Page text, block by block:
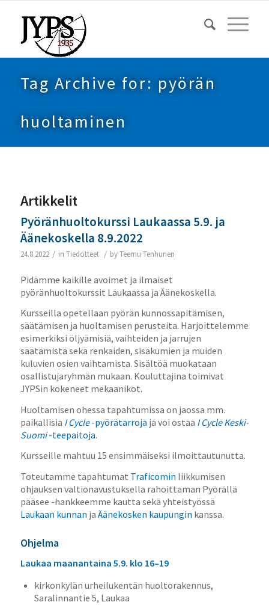
Tag Archive for: pyörän
huoltaminen
Artikkelit
Pyöränhuoltokurssi Laukaassa 5.9. ja
Äänekoskella 8.9.2022
24.8.2022 / in Tiedotteet / byTeemu Tenhunen
Pidämme kaikille avoimet ja ilmaiset
pyöränhuoltokurssit Laukaassa ja Äänekoskella.
Kursseilla opetellaan pyörän kunnossapitämisen,
säätämisen ja huoltamisen perusteita. Harjoittelemme
esimerkiksi öljyämisiä, vaihteiden ja jarrujen
säätämistä sekä renkaiden, sisäkumien ja muiden
kuluvien osien vaihtamista. Sisältöä muokataan
osallistujaryhmän mukaan. Kouluttajina toimivat
JYPSin kokeneet mekaanikot.
Huoltamisen ohessa tapahtumissa on jaossa mm.
paikallisia I Cycle-pyörätarroja ja voi ostaa I Cycle Keski-
Suomi-teepaitoja.
Kursseille mahtuu 15 ensimmäiseksi ilmoittautunutta.
Toteutamme tapahtumat Traficomin liikkumisen
ohjauksen valtionavustuksella rahoittaman Pyörällä
pääsee -hankkeemme kautta sekä yhteistyössä
Laukaan kunnan ja Äänekosken kaupungin kanssa.
Ohjelma
Laukaa maanantaina 5.9. klo 16–19
kirkonkylän urheilukentän huoltorakennus,
Saralinnantie 5, Laukaa